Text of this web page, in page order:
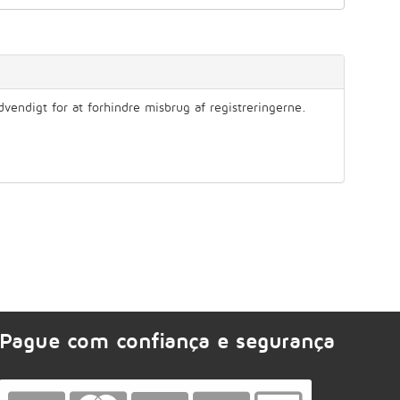
for at forhindre misbrug af registreringerne.
Pague com confiança e segurança